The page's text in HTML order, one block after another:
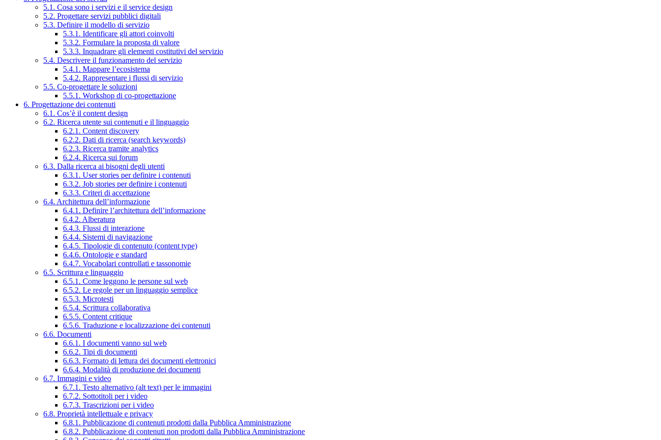
5.1. Cosa sono i servizi e il service design
5.2. Progettare servizi pubblici digitali
5.3. Definire il modello di servizio
5.3.1. Identificare gli attori coinvolti
5.3.2. Formulare la proposta di valore
5.3.3. Inquadrare gli elementi costitutivi del servizio
5.4. Descrivere il funzionamento del servizio
5.4.1. Mappare l’ecosistema
5.4.2. Rappresentare i flussi di servizio
5.5. Co-progettare le soluzioni
5.5.1. Workshop di co-progettazione
6. Progettazione dei contenuti
6.1. Cos’è il content design
6.2. Ricerca utente sui contenuti e il linguaggio
6.2.1. Content discovery
6.2.2. Dati di ricerca (search keywords)
6.2.3. Ricerca tramite analytics
6.2.4. Ricerca sui forum
6.3. Dalla ricerca ai bisogni degli utenti
6.3.1. User stories per definire i contenuti
6.3.2. Job stories per definire i contenuti
6.3.3. Criteri di accettazione
6.4. Architettura dell’informazione
6.4.1. Definire l’architettura dell’informazione
6.4.2. Alberatura
6.4.3. Flussi di interazione
6.4.4. Sistemi di navigazione
6.4.5. Tipologie di contenuto (content type)
6.4.6. Ontologie e standard
6.4.7. Vocabolari controllati e tassonomie
6.5. Scrittura e linguaggio
6.5.1. Come leggono le persone sul web
6.5.2. Le regole per un linguaggio semplice
6.5.3. Microtesti
6.5.4. Scrittura collaborativa
6.5.5. Content critique
6.5.6. Traduzione e localizzazione dei contenuti
6.6. Documenti
6.6.1. I documenti vanno sul web
6.6.2. Tipi di documenti
6.6.3. Formato di lettura dei documenti elettronici
6.6.4. Modalità di produzione dei documenti
6.7. Immagini e video
6.7.1. Testo alternativo (alt text) per le immagini
6.7.2. Sottotitoli per i video
6.7.3. Trascrizioni per i video
6.8. Proprietà intellettuale e privacy
6.8.1. Pubblicazione di contenuti prodotti dalla Pubblica Amministrazione
6.8.2. Pubblicazione di contenuti non prodotti dalla Pubblica Amministrazione